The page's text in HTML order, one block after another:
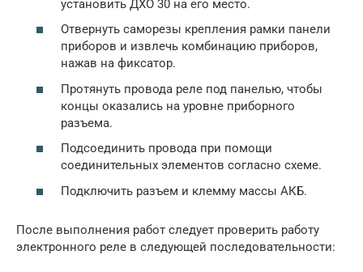
установить ДХО 30 на его место.
Отвернуть саморезы крепления рамки панели
приборов и извлечь комбинацию приборов,
нажав на фиксатор.
Протянуть провода реле под панелью, чтобы
концы оказались на уровне приборного
разъема.
Подсоединить провода при помощи
соединительных элементов согласно схеме.
Подключить разъем и клемму массы АКБ.
После выполнения работ следует проверить работу
электронного реле в следующей последовательности: